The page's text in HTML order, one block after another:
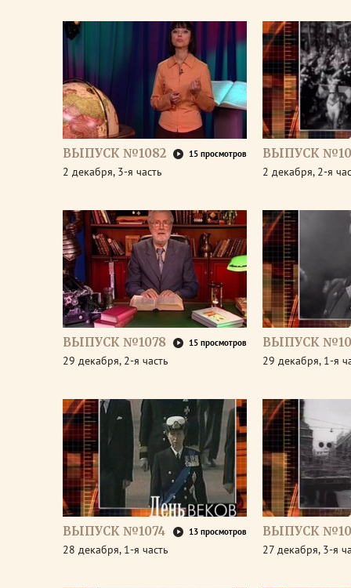
ВЫПУСК №1082 15 просмотров
2 декабря, 3-я часть
ВЫПУСК
2 декабря, 2-я
ВЫПУСК №1078 15 просмотров
29 декабря, 2-я часть
ВЫПУСК
29 декабря, 1-я
ВЫПУСК №1074 13 просмотров
28 декабря, 1-я часть
ВЫПУСК
27 декабря, 3-я